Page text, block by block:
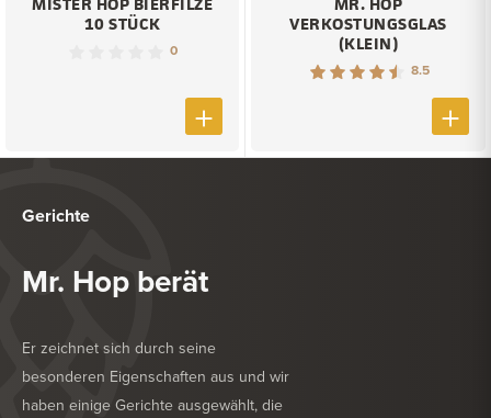
10 STÜCK
0
VERKOSTUNGSGLAS
(KLEIN)
8.5
Gerichte
Mr. Hop berät
Er zeichnet sich durch seine
besonderen Eigenschaften aus und wir
haben einige Gerichte ausgewählt, die